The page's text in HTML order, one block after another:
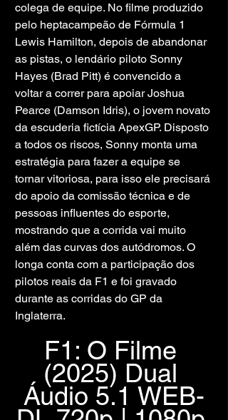
colega de equipe. No filme produzido
pelo heptacampeão de Fórmula 1
Lewis Hamilton, depois de abandonar
as pistas, o lendário piloto Sonny
Hayes (Brad Pitt) é convencido a
voltar a correr para apoiar Joshua
Pearce (Damson Idris), o jovem novato
da escuderia fictícia ApexGP. Disposto
a todos os riscos, Sonny monta uma
estratégia para fazer a equipe se
tornar vitoriosa, para isso ele precisará
do apoio da comissão técnica e de
pessoas influentes do esporte,
mostrando que a corrida vai muito
além das curvas dos autódromos. O
longa conta com a participação dos
pilotos reais da F1 e foi gravado
durante as corridas do GP da
Inglaterra.
F1: O Filme
(2025) Dual
Áudio 5.1 WEB-